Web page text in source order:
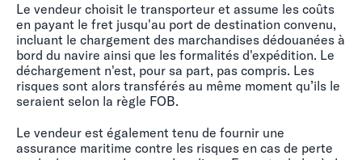
Le vendeur choisit le transporteur et assume les coûts
en payant le fret jusqu'au port de destination convenu,
incluant le chargement des marchandises dédouanées à
bord du navire ainsi que les formalités d'expédition. Le
déchargement n'est, pour sa part, pas compris. Les
risques sont alors transférés au même moment qu’ils le
seraient selon la règle FOB.
Le vendeur est également tenu de fournir une
assurance maritime contre les risques en cas de perte